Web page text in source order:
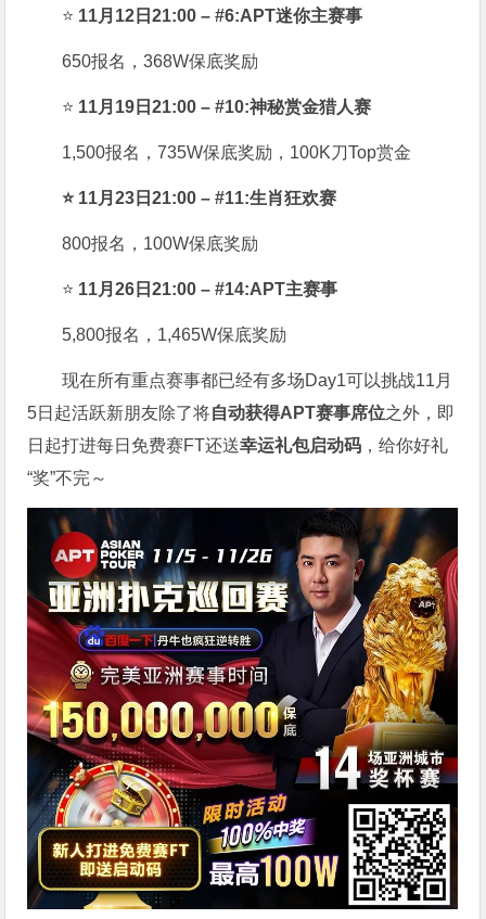
⭐ 11月12日21:00 – #6:APT迷你主赛事
650报名，368W保底奖励
⭐ 11月19日21:00 – #10:神秘赏金猎人赛
1,500报名，735W保底奖励，100K刀Top赏金
⭐ 11月23日21:00 – #11:生肖狂欢赛
800报名，100W保底奖励
⭐ 11月26日21:00 – #14:APT主赛事
5,800报名，1,465W保底奖励
现在所有重点赛事都已经有多场Day1可以挑战11月
5日起活跃新朋友除了将自动获得APT赛事席位之外，即
日起打进每日免费赛FT还送幸运礼包启动码 ，给你好礼
“奖”不完～